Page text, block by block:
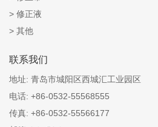
修正液
其他
联系我们
地址: 青岛市城阳区西城汇工业园区
电话: +86-0532-55568555
传真: +86-0532-55566177